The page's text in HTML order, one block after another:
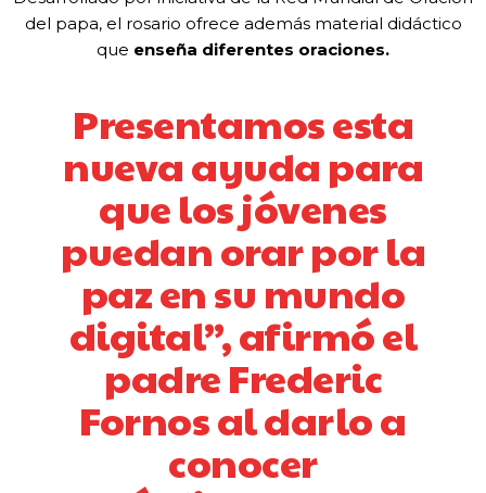
del papa, el rosario ofrece además material didáctico
que enseña diferentes oraciones.
Presentamos esta
nueva ayuda para
que los jóvenes
puedan orar por la
paz en su mundo
digital”, afirmó el
padre Frederic
Fornos al darlo a
conocer